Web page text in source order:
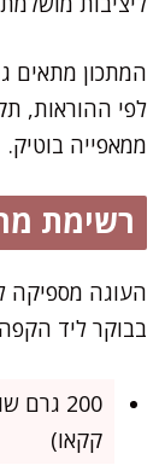
המתכון מתאים
לפי ההוראות,
ממאפייה בוטיק.
רשימת
בבוקר ליד
קקאו)